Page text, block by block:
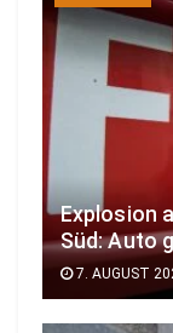
Explosion
Süd: Auto
7. AUGUST